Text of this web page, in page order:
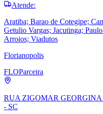
Atende:
Aratiba; Barao de Cotegipe;
Getulio Vargas; Jacutinga;
Arroios; Viadutos
Florianopolis
FLOParceira
RUA ZIGOMAR GEORGINA
- SC